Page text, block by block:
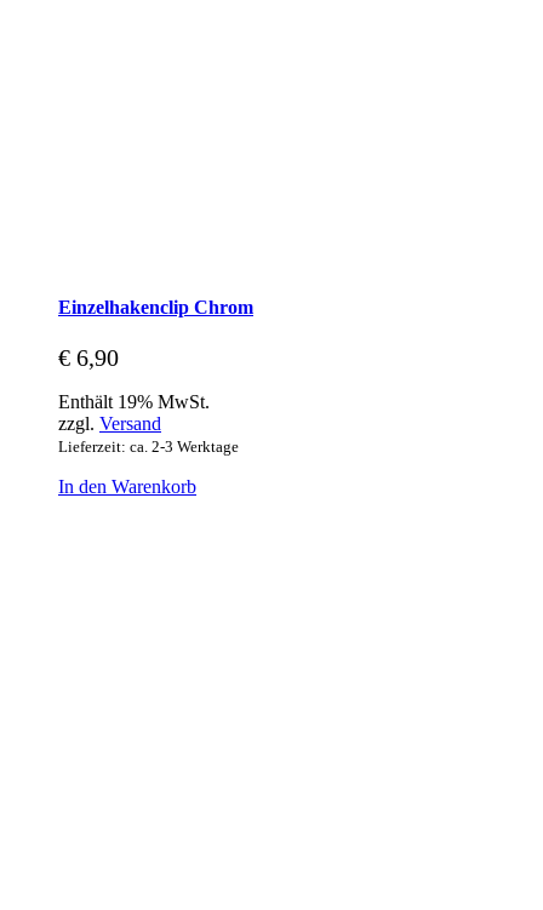
Einzelhakenclip Chrom
€ 6,90
Enthält 19% MwSt.
zzgl. Versand
Lieferzeit: ca. 2-3 Werktage
In den Warenkorb